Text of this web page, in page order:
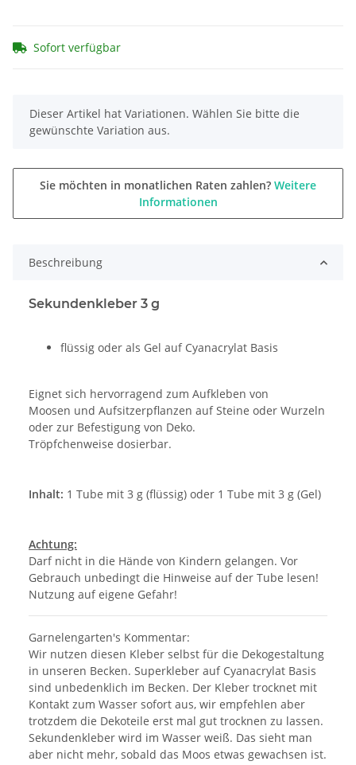
Sofort verfügbar
x
Dieser Artikel hat Variationen. Wählen Sie bitte die
gewünschte Variation aus.
Sie möchten in monatlichen Raten zahlen? Weitere
Informationen
Beschreibung
Sekundenkleber 3 g
flüssig oder als Gel auf Cyanacrylat Basis
Eignet sich hervorragend zum Aufkleben von
Moosen und Aufsitzerpflanzen auf Steine oder Wurzeln
oder zur Befestigung von Deko.
Tröpfchenweise dosierbar.
Inhalt: 1 Tube mit 3 g (flüssig) oder 1 Tube mit 3 g (Gel)
Achtung:
Darf nicht in die Hände von Kindern gelangen. Vor
Gebrauch unbedingt die Hinweise auf der Tube lesen!
Nutzung auf eigene Gefahr!
Garnelengarten's Kommentar:
Wir nutzen diesen Kleber selbst für die Dekogestaltung
in unseren Becken. Superkleber auf Cyanacrylat Basis
sind unbedenklich im Becken. Der Kleber trocknet mit
Kontakt zum Wasser sofort aus, wir empfehlen aber
trotzdem die Dekoteile erst mal gut trocknen zu lassen.
Sekundenkleber wird im Wasser weiß. Das sieht man
aber nicht mehr, sobald das Moos etwas gewachsen ist.